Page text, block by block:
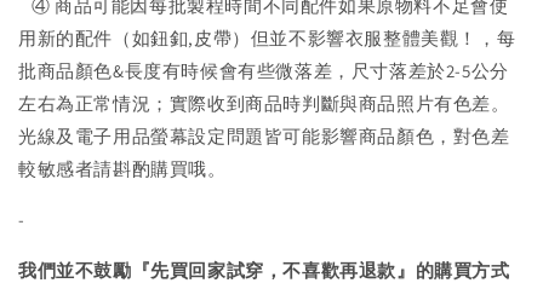
④ 商品可能因每批製程時間不同配件如果原物料不足會使
用新的配件（如鈕釦,皮帶）但並不影響衣服整體美觀！，每
批商品顏色&長度有時候會有些微落差，尺寸落差於2-5公分
左右為正常情況；實際收到商品時判斷與商品照片有色差。
光線及電子用品螢幕設定問題皆可能影響商品顏色，對色差
較敏感者請斟酌購買哦。
-
我們並不鼓勵『先買回家試穿，不喜歡再退款』的購買方式